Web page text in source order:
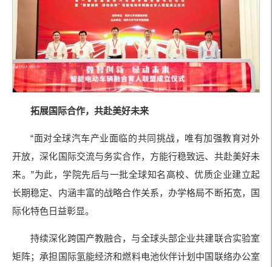
拓展国际合作，共赴美好未来
“面对全球汽车产业面临的共同挑战，唯有加强教育对外
开放，深化国际交流与务实合作，方能行稳致远、共赴美好未
来。”为此，学院先后与一批全球知名高校、优质企业建立起
长期稳定、内涵丰富的战略合作关系，办学格局不断拓宽，国
际化特色日益彰显。
持续深化跨国产教融合，与全球头部企业共建联合实验室
矩阵；承担国际氢能经济和燃料电池伙伴计划中国联络办公室